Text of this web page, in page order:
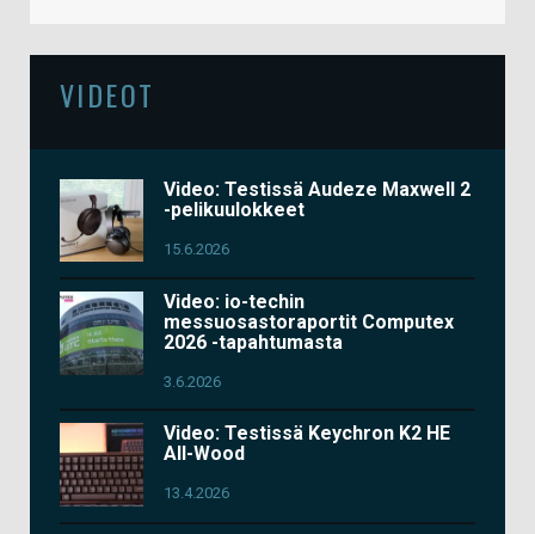
VIDEOT
Video: Testissä Audeze Maxwell 2
-pelikuulokkeet
15.6.2026
Video: io-techin
messuosastoraportit Computex
2026 -tapahtumasta
3.6.2026
Video: Testissä Keychron K2 HE
All-Wood
13.4.2026